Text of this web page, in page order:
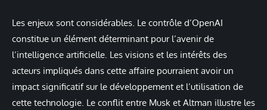
Les enjeux sont considérables. Le contrôle d’OpenAI
constitue un élément déterminant pour l’avenir de
l’intelligence artificielle. Les visions et les intérêts des
acteurs impliqués dans cette affaire pourraient avoir un
impact significatif sur le développement et l’utilisation de
cette technologie. Le conflit entre Musk et Altman illustre les